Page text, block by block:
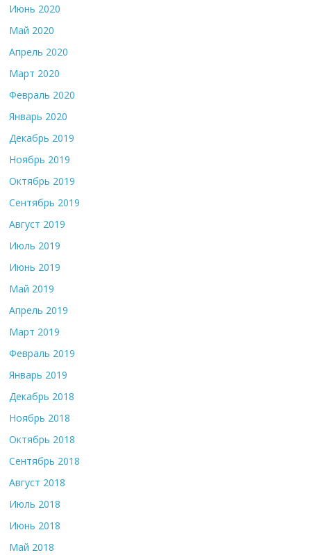
Июнь 2020
Май 2020
Апрель 2020
Март 2020
Февраль 2020
Январь 2020
Декабрь 2019
Ноябрь 2019
Октябрь 2019
Сентябрь 2019
Август 2019
Июль 2019
Июнь 2019
Май 2019
Апрель 2019
Март 2019
Февраль 2019
Январь 2019
Декабрь 2018
Ноябрь 2018
Октябрь 2018
Сентябрь 2018
Август 2018
Июль 2018
Июнь 2018
Май 2018